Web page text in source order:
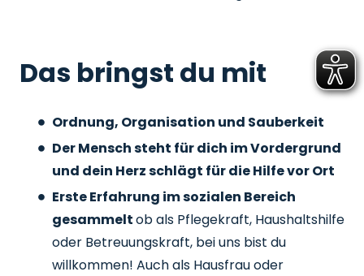
Das bringst du mit
Ordnung, Organisation und Sauberkeit
Der Mensch steht für dich im Vordergrund
und dein Herz schlägt für die Hilfe vor Ort
Erste Erfahrung im sozialen Bereich
gesammeltob als Pflegekraft, Haushaltshilfe
oder Betreuungskraft, bei uns bist du
willkommen! Auch als Hausfrau oder